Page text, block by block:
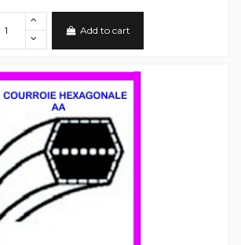
Add to cart